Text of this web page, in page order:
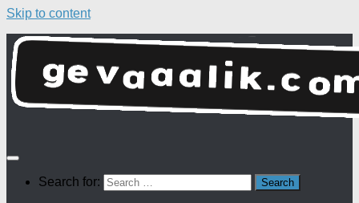
Skip to content
Search for: